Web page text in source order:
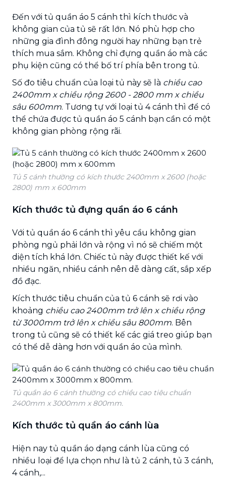
Đến với tủ quần áo 5 cánh thì kích thước và
không gian của tủ sẽ rất lớn. Nó phù hợp cho
những gia đình đông người hay những bạn trẻ
thích mua sắm. Không chỉ đựng quần áo mà các
phụ kiện cũng có thể bố trí phía bên trong tủ.
Số đo tiêu chuẩn của loại tủ này sẽ là chiều cao
2400mm x chiều rộng 2600 - 2800 mm x chiều
sâu 600mm. Tương tự với loại tủ 4 cánh thì để có
thể chứa được tủ quần áo 5 cánh bạn cần có một
không gian phòng rộng rãi.
Tủ 5 cánh thường có kích thước 2400mm x 2600 (hoặc
2800) mm x 600mm
Kích thước tủ đựng quần áo 6 cánh
Với tủ quần áo 6 cánh thì yêu cầu không gian
phòng ngủ phải lớn và rộng vì nó sẽ chiếm một
diện tích khá lớn. Chiếc tủ này được thiết kế với
nhiều ngăn, nhiều cánh nên dễ dàng cất, sắp xếp
đồ đạc.
Kích thước tiêu chuẩn của tủ 6 cánh sẽ rơi vào
khoảng chiều cao 2400mm trở lên x chiều rộng
từ 3000mm trở lên x chiều sâu 800mm. Bên
trong tủ cũng sẽ có thiết kế các giá treo giúp bạn
có thể dễ dàng hơn với quần áo của mình.
Tủ quần áo 6 cánh thường có chiều cao tiêu chuẩn
2400mm x 3000mm x 800mm.
Kích thước tủ quần áo cánh lùa
Hiện nay tủ quần áo dạng cánh lùa cũng có
nhiều loại để lựa chọn như là tủ 2 cánh, tủ 3 cánh,
4 cánh,...